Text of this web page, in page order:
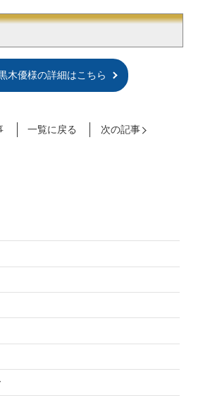
木優様の詳細はこちら
一覧に戻る 次の記事